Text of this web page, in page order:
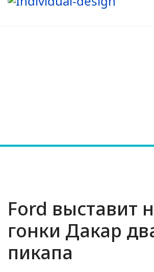
Ford выставит
гонки Дакар
пикапа